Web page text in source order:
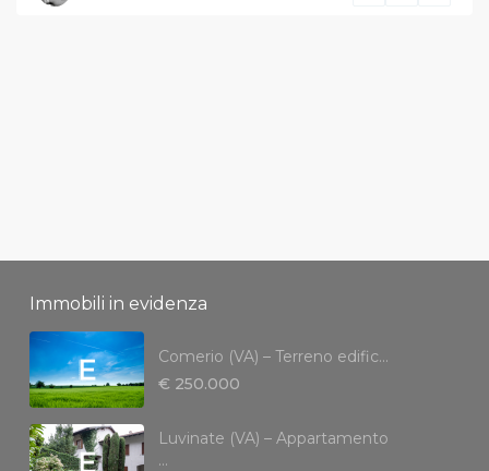
Immobili in evidenza
Comerio (VA) – Terreno edific...
€ 250.000
Luvinate (VA) – Appartamento
...